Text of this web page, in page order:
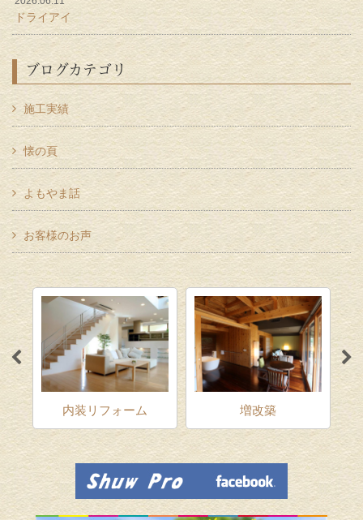
ドライアイ
ブログカテゴリ
施工実績
懐の頁
よもやま話
お客様のお声
内装リフォーム 増改築